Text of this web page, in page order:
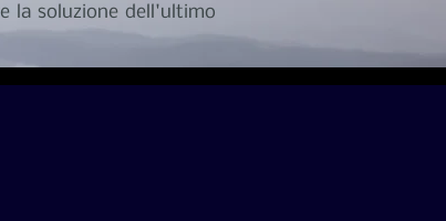
la soluzione dell'ultimo